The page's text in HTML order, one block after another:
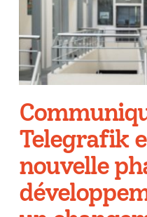
Telegrafik
nouvelle